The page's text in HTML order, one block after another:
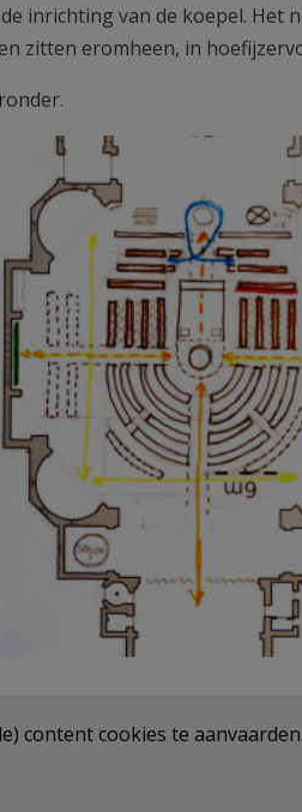
inrichting van de koepel. Het
zitten eromheen, in
content cookies te aanvaarden.